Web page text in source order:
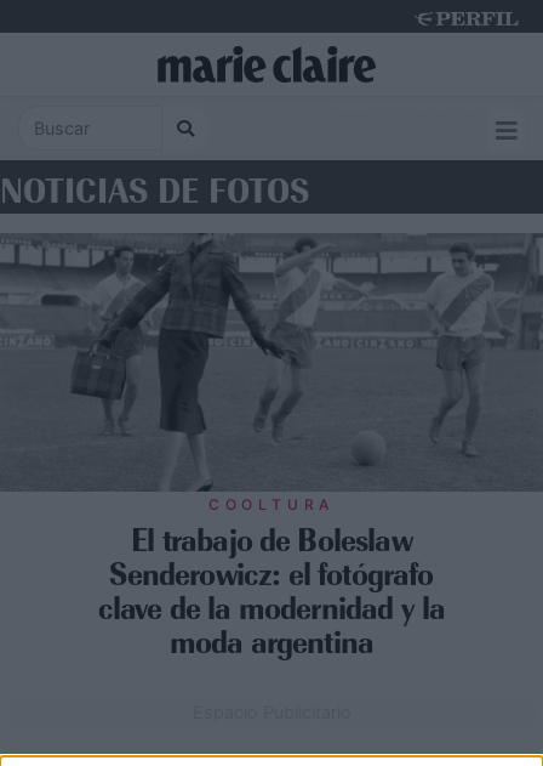
NOTICIAS DE FOTOS
COOLTURA
El trabajo de Boleslaw
Senderowicz: el fotógrafo
clave de la modernidad y la
moda argentina